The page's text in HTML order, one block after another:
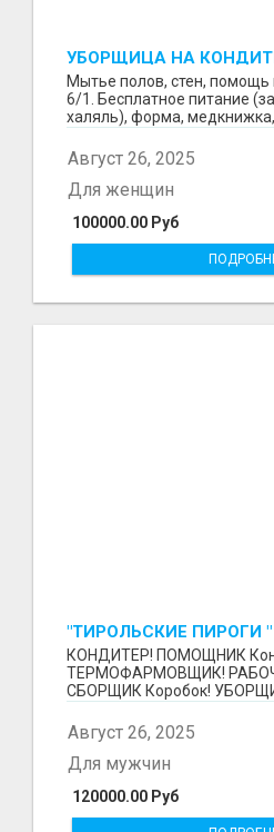
УБОРЩИЦА НА
ПРОИЗВОДСТВО
Мытье полов, стен, помощь
6/1. Бесплатное питание
халяль), форма,
Август 26, 2025
100000.00 Руб
Для женщин
"ТИРОЛЬСКИЕ ПИРОГИ
ФАБРИКА "КРУГ "
КОНДИТЕР! ПОМОЩНИК
ТЕРМОФАРМОВЩИК!
СБОРЩИК Коробок!
Август 26, 2025
120000.00 Руб
Для мужчин